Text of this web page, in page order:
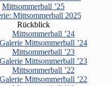
Mittsommerball ’25
Mittsommerball 2025
Rückblick
Mittsommerball ’24
Galerie Mittsommerball ’24
Mittsommerball ’23
Galerie Mittsommerball ’23
Mittsommerball ’22
Galerie Mittsommerball ’22